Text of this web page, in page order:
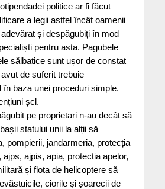
politice ar fi făcut
a legii astfel încât oamenii
și despăgubiți în mod
pentru asta. Pagubele
sălbatice sunt ușor de constat
de suferit trebuie
în baza unei proceduri simple.
șcl.
pe proprietari n-au decât să
statului unii la alții să
pompierii, jandarmeria, protecția
ajps, ajpis, apia, protectia apelor,
și flota de helicoptere să
ciorile și șoarecii de